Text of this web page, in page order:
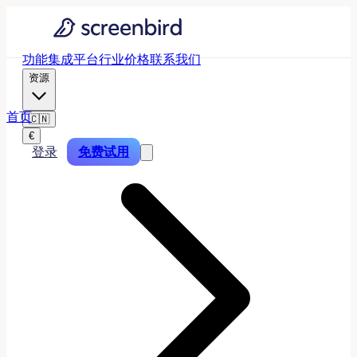
功能集成平台行业价格联系我们
资源
🇨🇳
€
登录 免费试用
首页